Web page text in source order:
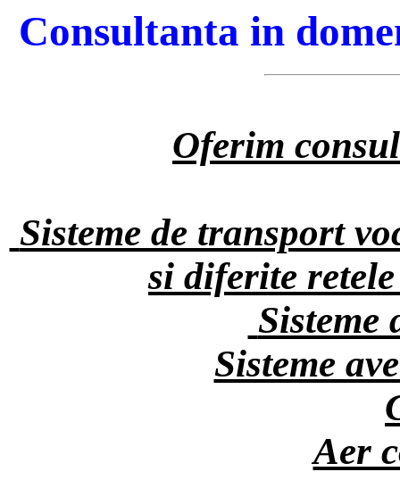
Consultanta in
Oferim
Sisteme de transport
si diferite
Sisteme
Sisteme
Aer